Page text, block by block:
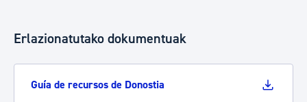
Erlazionatutako dokumentuak
Guía de recursos de Donostia